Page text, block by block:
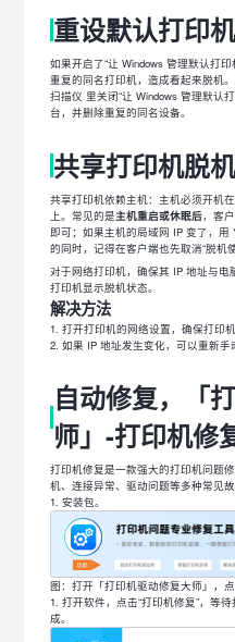
重设默认打印机
如果开启了“让 Windows 管理默认打
重复的同名打印机，造成看起来脱机
扫描仪 里关闭“让 Windows 管理默认
台，并删除重复的同名设备。
共享打印机脱
共享打印机依赖主机：主机必须开机
上。常见的是主机重启或休眠后，客
即可；如果主机的局域网 IP 变了，用
的同时，记得在客户端也先取消“脱机使
对于网络打印机，确保其 IP 地址与
打印机显示脱机状态。
解决方法
打开打印机的网络设置，确保打印
如果 IP 地址发生变化，可以重新手
自动修复，「
师」-打印机修
打印机修复是一款强大的打印机问题
机、连接异常、驱动问题等多种常见故
安装包。
图：打开「打印机驱动修复大师」，
打开软件，点击“打印机修复”，等
成。